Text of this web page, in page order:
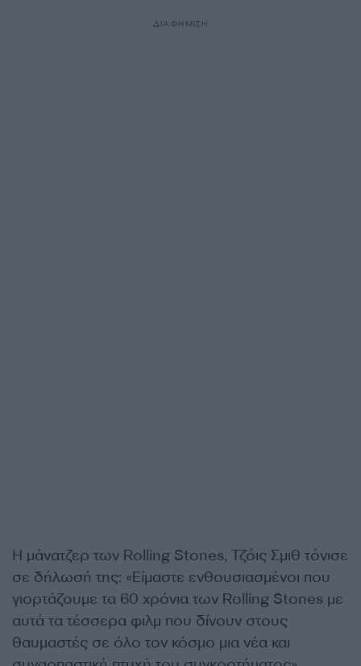
ΔΙΑΦΗΜΙΣΗ
H μάνατζερ των Rolling Stones, Τζόις Σμιθ τόνισε
σε δήλωσή της: «Είμαστε ενθουσιασμένοι που
γιορτάζουμε τα 60 χρόνια των Rolling Stones με
αυτά τα τέσσερα φιλμ που δίνουν στους
θαυμαστές σε όλο τον κόσμο μια νέα και